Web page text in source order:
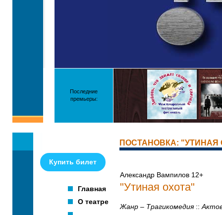
Последние
премьеры:
ПОСТАНОВКА: "УТИНАЯ
Купить билет
Главная
О театре
Александр Вампилов 12+
"Утиная охота"
Жанр – Трагикомедия::